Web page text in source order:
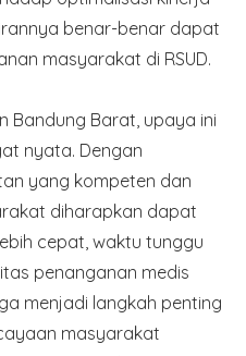
benar-benar dapat
masyarakat di RSUD.
Bandung Barat, upaya ini
nyata. Dengan
yang kompeten dan
diharapkan dapat
cepat, waktu tunggu
penanganan medis
menjadi langkah penting
masyarakat